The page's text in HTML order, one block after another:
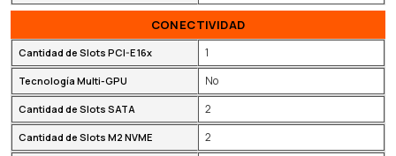
CONECTIVIDAD
Cantidad de Slots PCI-E 16x 1
Tecnología Multi-GPU No
Cantidad de Slots SATA 2
Cantidad de Slots M2 NVME 2